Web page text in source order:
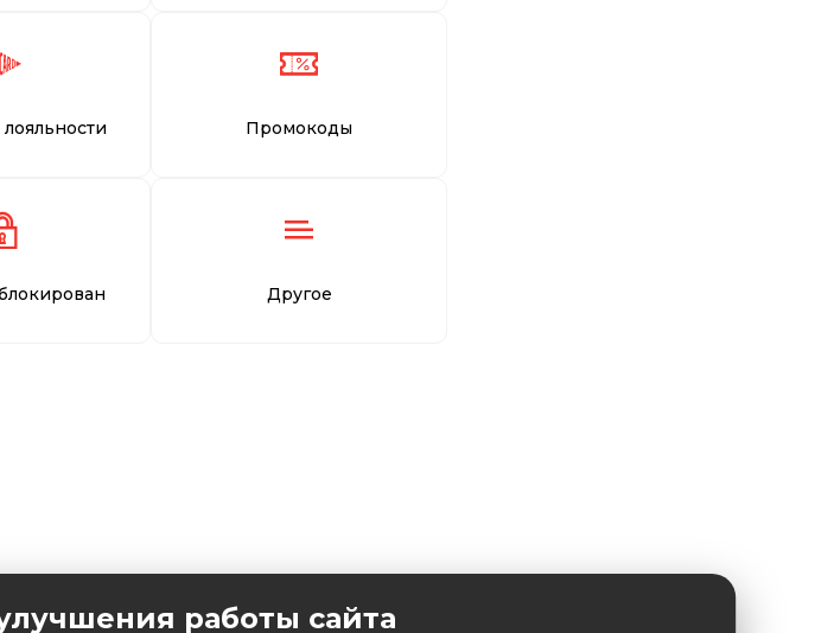
Промокоды
Другое
работы сайта